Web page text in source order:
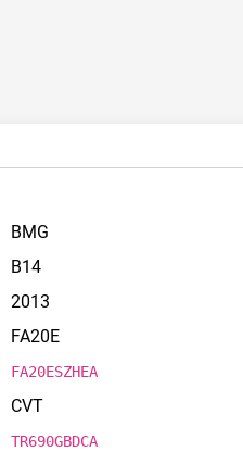
BMG
B14
2013
FA20E
FA20ESZHEA
CVT
TR690GBDCA